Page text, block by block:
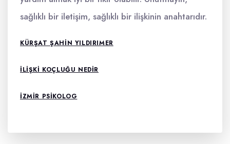
sağlıklı bir iletişim, sağlıklı bir ilişkinin anahtarıdır.
KÜRŞAT ŞAHIN YILDIRIMER
İLIŞKI KOÇLUĞU NEDIR
IZMIR PSIKOLOG